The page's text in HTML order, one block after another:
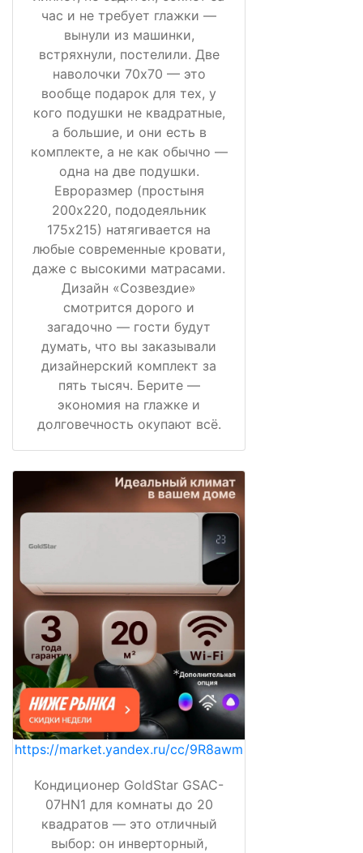
час и не требует глажки —
вынули из машинки,
встряхнули, постелили. Две
наволочки 70х70 — это
вообще подарок для тех, у
кого подушки не квадратные,
а большие, и они есть в
комплекте, а не как обычно —
одна на две подушки.
Евроразмер (простыня
200х220, пододеяльник
175х215) натягивается на
любые современные кровати,
даже с высокими матрасами.
Дизайн «Созвездие»
смотрится дорого и
загадочно — гости будут
думать, что вы заказывали
дизайнерский комплект за
пять тысяч. Берите —
экономия на глажке и
долговечность окупают всё.
https://market.yandex.ru/cc/9R8awm
Кондиционер GoldStar GSAC-
07HN1 для комнаты до 20
квадратов — это отличный
выбор: он инверторный,